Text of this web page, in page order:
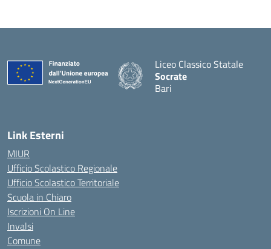
Liceo Classico Statale
Socrate
Bari
Link Esterni
MIUR
Ufficio Scolastico Regionale
Ufficio Scolastico Territoriale
Scuola in Chiaro
Iscrizioni On Line
Invalsi
Comune